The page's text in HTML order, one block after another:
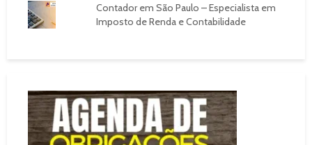
Contador em São Paulo – Especialista em
Imposto de Renda e Contabilidade